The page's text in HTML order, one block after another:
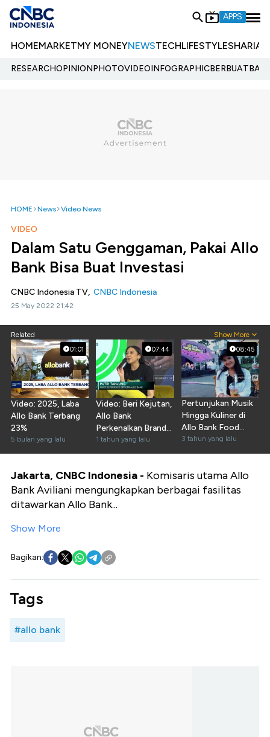
APPS
HOMEMARKETMY MONEYNEWSTECHLIFESTYLESHARIA
RESEARCHOPINIONPHOTOVIDEOINFOGRAPHIC
HOME News Video News
VIDEO
Dalam Satu Genggaman, Pakai Allo
Bank Bisa Buat Investasi
CNBC Indonesia TV, CNBC Indonesia
25 May 2022 21:42
Related Show More
01:01
Video: 2025, Laba
Allo Bank Terbang
23%
5 bulan yang lalu
07:44
Video: Beri Kejutan,
Allo Bank
Perkenalkan Brand
Ambassador
1 tahun yang lalu
08:45
Pertunjukan Musik
Hingga Kuliner di
Allo Bank Food
Festival
3 tahun yang lalu
Jakarta, CNBC Indonesia - Komisaris utama Allo
Bank Aviliani mengungkapkan berbagai fasilitas
ditawarkan Allo Bank...
Show More
Bagikan:
Tags
#allo bank